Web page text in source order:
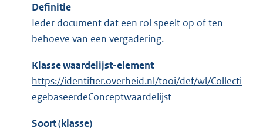
Definitie
Ieder document dat een rol speelt op of ten
behoeve van een vergadering.
Klasse waardelijst-element
https://identifier.overheid.nl/tooi/def/wl/Collecti
egebaseerdeConceptwaardelijst
Soort (klasse)